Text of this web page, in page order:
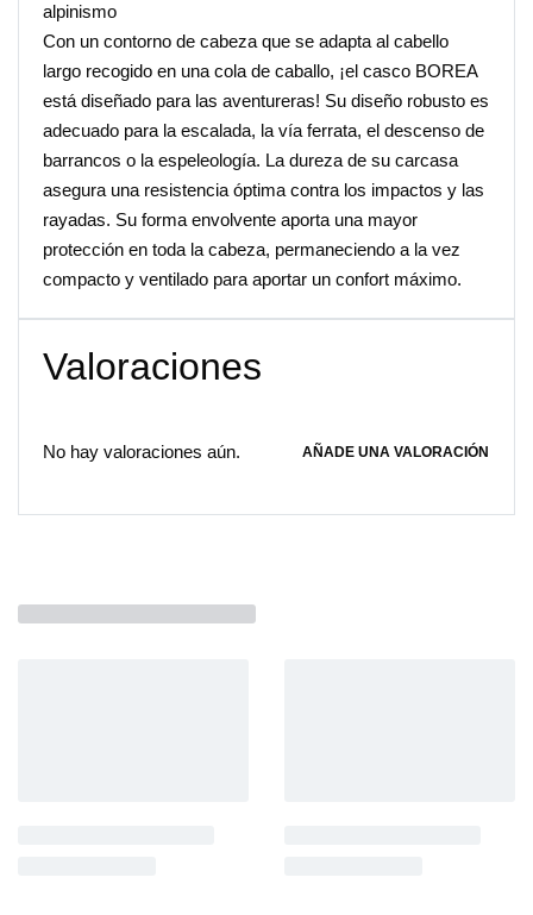
alpinismo
Con un contorno de cabeza que se adapta al cabello
largo recogido en una cola de caballo, ¡el casco BOREA
está diseñado para las aventureras! Su diseño robusto es
adecuado para la escalada, la vía ferrata, el descenso de
barrancos o la espeleología. La dureza de su carcasa
asegura una resistencia óptima contra los impactos y las
rayadas. Su forma envolvente aporta una mayor
protección en toda la cabeza, permaneciendo a la vez
compacto y ventilado para aportar un confort máximo.
Valoraciones
No hay valoraciones aún. AÑADE UNA VALORACIÓN